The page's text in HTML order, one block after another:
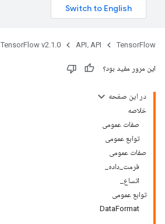
TensorFlow API، API TensorFlow v2.1.0
این مرور مفید بود؟
در این صفحه
خلاصه
صفات عمومی
توابع عمومی
صفات عمومی
فرمت_داده_
اتساع_
توابع عمومی
DataFormat